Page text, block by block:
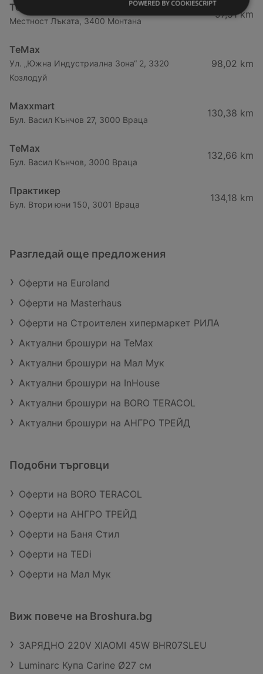
TeMax
Местност Лъката, 3400 Монтана
97,51 km
TeMax
Ул. „Южна Индустриална Зона“ 2, 3320
Козлодуй
98,02 km
Maxxmart
Бул. Васил Кънчов 27, 3000 Враца
130,38 km
TeMax
Бул. Васил Кънчов, 3000 Враца
132,66 km
Практикер
Бул. Втори юни 150, 3001 Враца
134,18 km
Разгледай още предложения
Оферти на Euroland
Оферти на Masterhaus
Оферти на Строителен хипермаркет РИЛА
Актуални брошури на TeMax
Актуални брошури на Мал Мук
Актуални брошури на InHouse
Актуални брошури на BORO TERACOL
Актуални брошури на АНГРО ТРЕЙД
Подобни търговци
Оферти на BORO TERACOL
Оферти на АНГРО ТРЕЙД
Оферти на Баня Стил
Оферти на TEDi
Оферти на Мал Мук
Виж повече на Broshura.bg
ЗАРЯДНО 220V XIAOMI 45W BHR07SLEU
Luminarc Купа Carine Ø27 см
POWERED BY COOKIESCRIPT